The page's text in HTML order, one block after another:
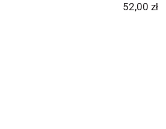
52,00zł